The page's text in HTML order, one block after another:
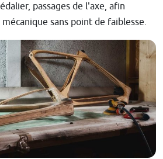
passages de l'axe, afin
sans point de faiblesse.